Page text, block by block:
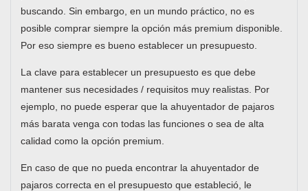
buscando. Sin embargo, en un mundo práctico, no es
posible comprar siempre la opción más premium disponible.
Por eso siempre es bueno establecer un presupuesto.
La clave para establecer un presupuesto es que debe
mantener sus necesidades / requisitos muy realistas. Por
ejemplo, no puede esperar que la ahuyentador de pajaros
más barata venga con todas las funciones o sea de alta
calidad como la opción premium.
En caso de que no pueda encontrar la ahuyentador de
pajaros correcta en el presupuesto que estableció, le